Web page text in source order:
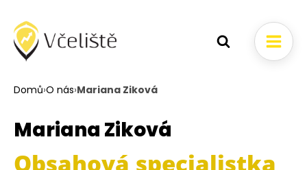
Domů›O nás›Mariana Ziková
Mariana Ziková
Obsahová specialistka